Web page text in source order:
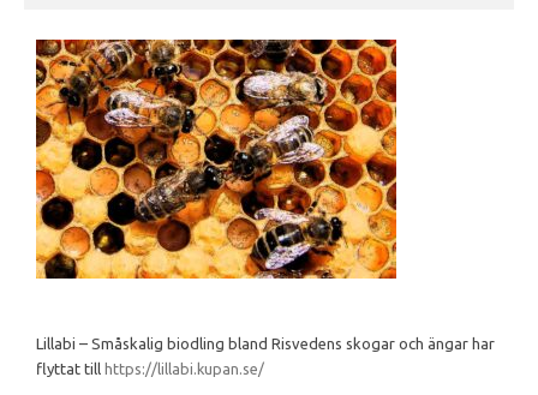
Lillabi – Småskalig biodling bland Risvedens skogar och ängar har
flyttat till https://lillabi.kupan.se/